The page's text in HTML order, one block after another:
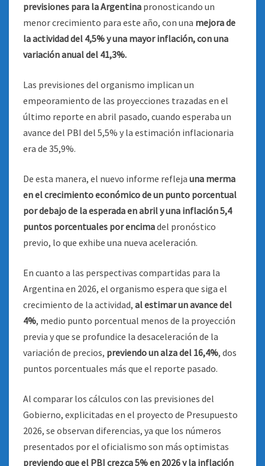
previsiones para la Argentina pronosticando un
menor crecimiento para este año, con una mejora de
la actividad del 4,5% y una mayor inflación, con una
variación anual del 41,3%.
Las previsiones del organismo implican un
empeoramiento de las proyecciones trazadas en el
último reporte en abril pasado, cuando esperaba un
avance del PBI del 5,5% y la estimación inflacionaria
era de 35,9%.
De esta manera, el nuevo informe refleja una merma
en el crecimiento económico de un punto porcentual
por debajo de la esperada en abril y una inflación 5,4
puntos porcentuales por encimadel pronóstico
previo, lo que exhibe una nueva aceleración.
En cuanto a las perspectivas compartidas para la
Argentina en 2026, el organismo espera que siga el
crecimiento de la actividad, al estimar un avance del
4%, medio punto porcentual menos de la proyección
previa y que se profundice la desaceleración de la
variación de precios, previendo un alza del 16,4%, dos
puntos porcentuales más que el reporte pasado.
Al comparar los cálculos con las previsiones del
Gobierno, explicitadas en el proyecto de Presupuesto
2026, se observan diferencias, ya que los números
presentados por el oficialismo son más optimistas
previendo que el PBI crezca 5% en 2026 y la inflación